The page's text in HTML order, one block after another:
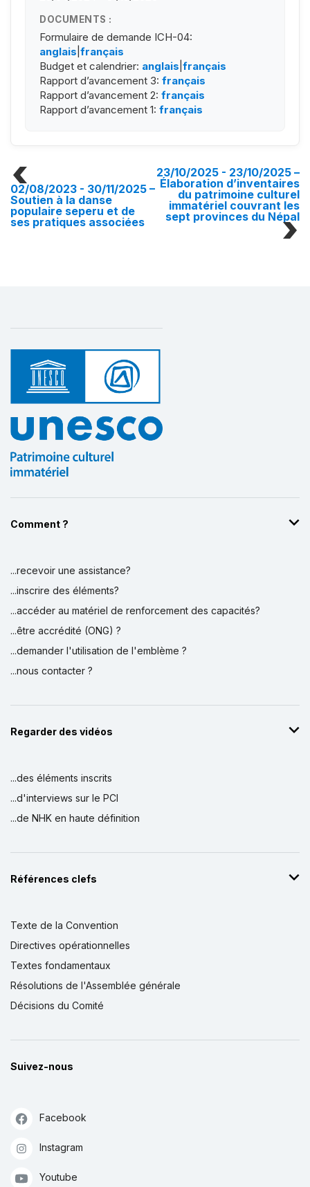
DOCUMENTS :
Formulaire de demande ICH-04:
anglais français
Budget et calendrier: anglais français
Rapport d’avancement 3: français
Rapport d’avancement 2: français
Rapport d’avancement 1: français
02/08/2023 - 30/11/2025 –
Soutien à la danse
populaire seperu et de
ses pratiques associées
23/10/2025 - 23/10/2025 –
Élaboration d’inventaires
du patrimoine culturel
immatériel couvrant les
sept provinces du Népal
Comment ?
...recevoir une assistance?
...inscrire des éléments?
...accéder au matériel de renforcement des capacités?
...être accrédité (ONG) ?
...demander l'utilisation de l'emblème ?
...nous contacter ?
Regarder des vidéos
...des éléments inscrits
...d'interviews sur le PCI
...de NHK en haute définition
Références clefs
Texte de la Convention
Directives opérationnelles
Textes fondamentaux
Résolutions de l'Assemblée générale
Décisions du Comité
Suivez-nous
Facebook
Instagram
Youtube